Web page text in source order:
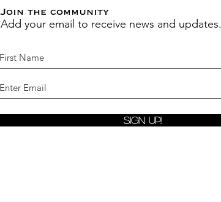
Join the community
Add your email to receive news and updates.
Sign Up!